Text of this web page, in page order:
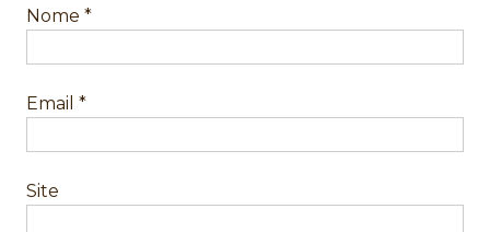
Nome *
Email *
Site